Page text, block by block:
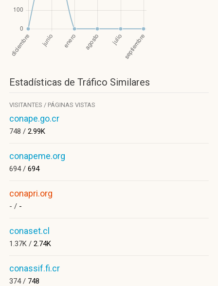
Estadísticas de Tráfico Similares
VISITANTES / PÁGINAS VISTAS
conape.go.cr
748 / 2.99K
conapeme.org
694 / 694
conapri.org
- / -
conaset.cl
1.37K / 2.74K
conassif.fi.cr
374 / 748